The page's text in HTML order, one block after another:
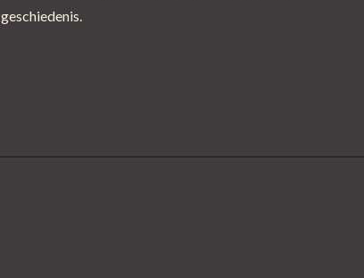
geschiedenis.